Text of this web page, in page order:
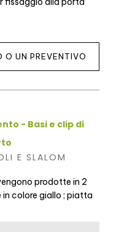
O UN PREVENTIVO
- Basi e clip di
E SLALOM
prodotte in 2
colore giallo ; piatta